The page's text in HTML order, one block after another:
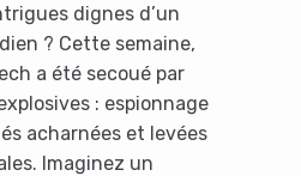
dignes d’un
? Cette semaine,
a été secoué par
: espionnage
acharnées et levées
Imaginez un